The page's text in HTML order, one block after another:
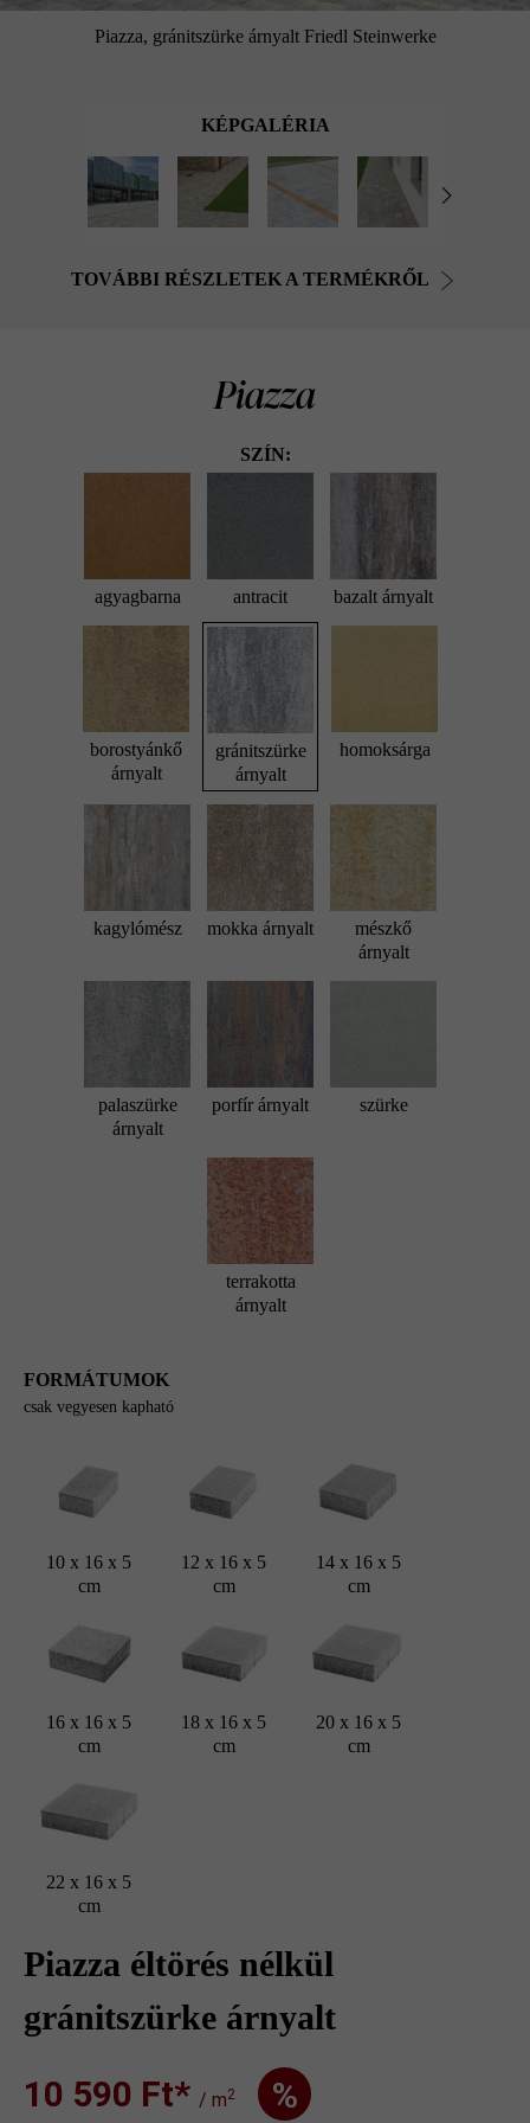
Piazza, gránitszürke árnyalt Friedl Steinwerke
KÉPGALÉRIA
TOVÁBBI RÉSZLETEK A TERMÉKRŐL
Piazza
SZÍN:
agyagbarna antracit bazalt árnyalt
borostyánkő
árnyalt
gránitszürke
árnyalt
homoksárga
kagylómész mokka árnyalt
mészkő
árnyalt
palaszürke
árnyalt
porfír árnyalt szürke
terrakotta
árnyalt
FORMÁTUMOK
csak vegyesen kapható
10 x 16 x 5
cm
12 x 16 x 5
cm
14 x 16 x 5
cm
16 x 16 x 5
cm
18 x 16 x 5
cm
20 x 16 x 5
cm
22 x 16 x 5
cm
Piazza éltörés nélkül
gránitszürke árnyalt
10 590 Ft‎‎‎* / m2 %